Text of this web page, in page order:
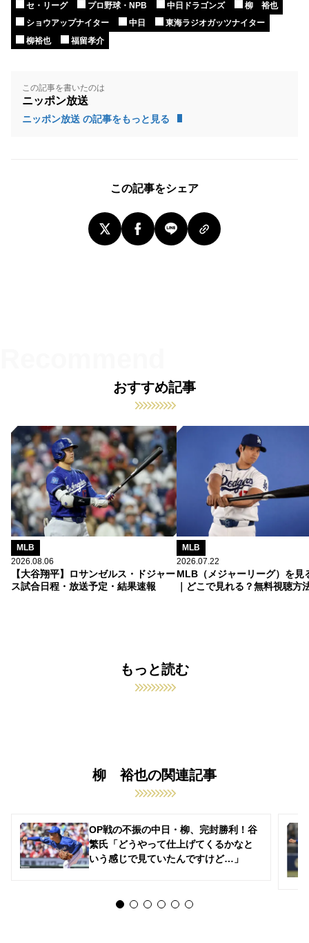
セ・リーグ プロ野球・NPB 中日ドラゴンズ
柳 裕也
ショウアップナイター
中日
東海ラジオガッツナイター
柳裕也
福留孝介
この記事を書いたのは
ニッポン放送
ニッポン放送 の記事をもっと見る
この記事をシェア
おすすめ記事
MLB
2026.08.06
【大谷翔平】ロサンゼルス・ドジャー
ス試合日程・放送予定・結果速報
MLB
2026.07.22
MLB（メジャーリーグ）を見
｜どこで見れる？無料視聴方
もっと読む
柳 裕也の関連記事
OP戦の不振の中日・柳、完封勝利！谷
繁氏「どうやって仕上げてくるかなと
いう感じで見ていたんですけど…」